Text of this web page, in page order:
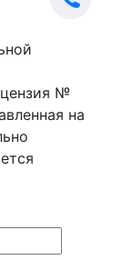
№
на